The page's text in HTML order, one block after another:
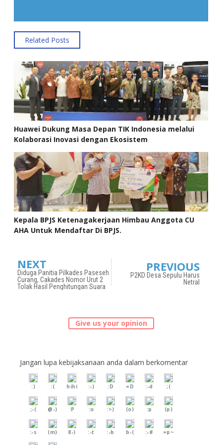
Related Posts
Huawei Dukung Masa Depan TIK Indonesia melalui
Kolaborasi Inovasi dengan Ekosistem
Kepala BPJS Ketenagakerjaan Himbau Anggota CU
AHA Untuk Mendaftar Di BPJS.
NEXT
Diduga Panitia Pilkades Paseseh
Curang, Cakades Nomor Urut 2
Tolak Hasil Penghitungan Suara
PREVIOUS
P2KD Desa Sepulu Harus
Netral
Give us your opinion
Jangan lupa kebijaksanaan anda dalam berkomentar
:) :( hihi :-) :D =D :-d ;(
;-( @-) :P :o :>) (o) :p (p)
:-s (m) 8-) :-t :-b b-( :-# =p~